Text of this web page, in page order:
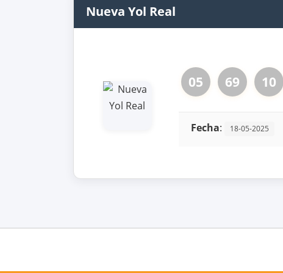
Nueva Yol Real
05 69 10
Fecha: 18-05-2025